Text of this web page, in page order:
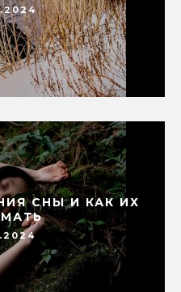
СНЫ И КАК ИХ